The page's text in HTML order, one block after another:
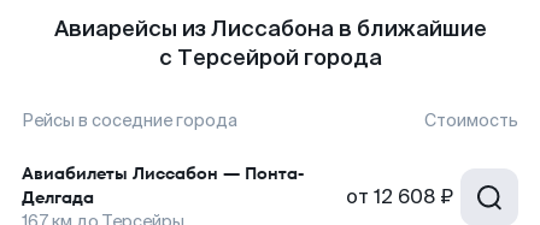
Авиарейсы из Лиссабона в ближайшие
с Терсейрой города
Рейсы в соседние города Стоимость
Авиабилеты Лиссабон — Понта-
Делгада
от 12 608 ₽